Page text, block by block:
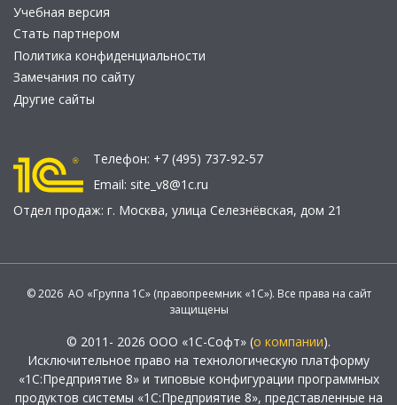
Учебная версия
Стать партнером
Политика конфиденциальности
Замечания по сайту
Другие сайты
Телефон: +7 (495) 737-92-57
Email: site_v8@1c.ru
Отдел продаж: г. Москва, улица Селезнёвская, дом 21
© 2026 АО «Группа 1С» (правопреемник «1С»). Все права на сайт
защищены
© 2011- 2026 ООО «1С-Софт» (о компании).
Исключительное право на технологическую платформу
«1С:Предприятие 8» и типовые конфигурации программных
продуктов системы «1С:Предприятие 8», представленные на